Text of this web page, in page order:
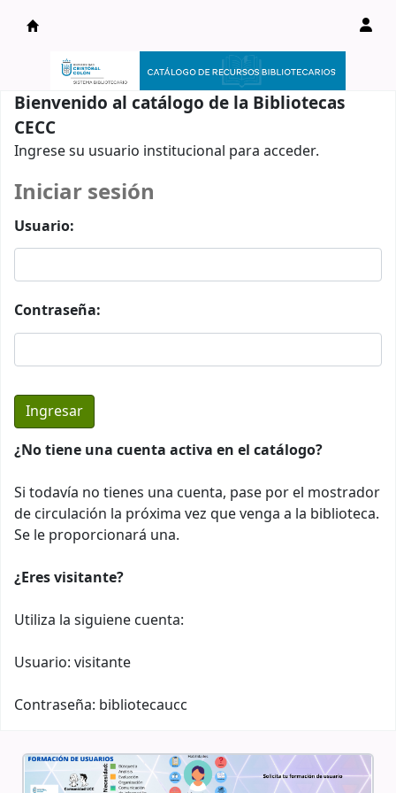
Catálogo en línea
Bienvenido al catálogo de la Bibliotecas
CECC
Ingrese su usuario institucional para acceder.
Iniciar sesión
Usuario:
Contraseña:
¿No tiene una cuenta activa en el catálogo?
Si todavía no tienes una cuenta, pase por el mostrador
de circulación la próxima vez que venga a la biblioteca.
Se le proporcionará una.
¿Eres visitante?
Utiliza la siguiene cuenta:
Usuario: visitante
Contraseña: bibliotecaucc